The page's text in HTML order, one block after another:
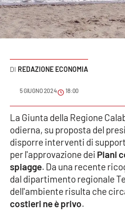
Sanità
Sport
Meteo
Editoriali
VIDEO
Ambiente
REDAZIONE ECONOMIA
5 GIUGNO 2024 18:00
La Giunta della Regione
odierna, su proposta del
disporre interventi di
per l'approvazione dei Piani
spiagge. Da una recente
dal dipartimento regionale
dell'ambiente risulta che
costieri ne è privo.